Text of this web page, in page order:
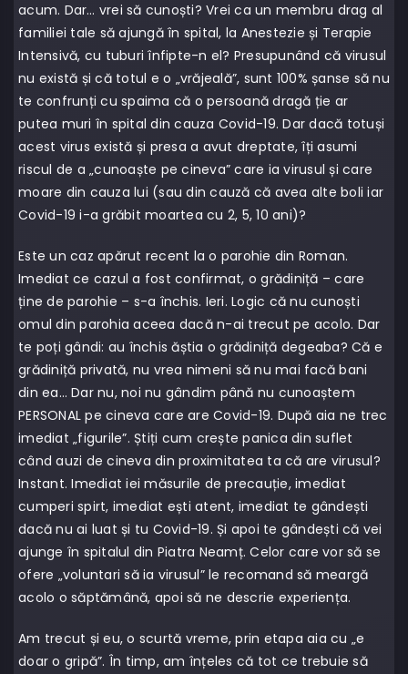
acum. Dar… vrei să cunoști? Vrei ca un membru drag al
familiei tale să ajungă în spital, la Anestezie și Terapie
Intensivă, cu tuburi înfipte-n el? Presupunând că virusul
nu există și că totul e o „vrăjeală”, sunt 100% șanse să nu
te confrunți cu spaima că o persoană dragă ție ar
putea muri în spital din cauza Covid-19. Dar dacă totuși
acest virus există și presa a avut dreptate, îți asumi
riscul de a „cunoaște pe cineva” care ia virusul și care
moare din cauza lui (sau din cauză că avea alte boli iar
Covid-19 i-a grăbit moartea cu 2, 5, 10 ani)?
Este un caz apărut recent la o parohie din Roman.
Imediat ce cazul a fost confirmat, o grădiniță – care
ține de parohie – s-a închis. Ieri. Logic că nu cunoști
omul din parohia aceea dacă n-ai trecut pe acolo. Dar
te poți gândi: au închis ăștia o grădiniță degeaba? Că e
grădiniță privată, nu vrea nimeni să nu mai facă bani
din ea… Dar nu, noi nu gândim până nu cunoaștem
PERSONAL pe cineva care are Covid-19. După aia ne trec
imediat „figurile”. Știți cum crește panica din suflet
când auzi de cineva din proximitatea ta că are virusul?
Instant. Imediat iei măsurile de precauție, imediat
cumperi spirt, imediat ești atent, imediat te gândești
dacă nu ai luat și tu Covid-19. Și apoi te gândești că vei
ajunge în spitalul din Piatra Neamț. Celor care vor să se
ofere „voluntari să ia virusul” le recomand să meargă
acolo o săptămână, apoi să ne descrie experiența.
Am trecut și eu, o scurtă vreme, prin etapa aia cu „e
doar o gripă”. În timp, am înțeles că tot ce trebuie să